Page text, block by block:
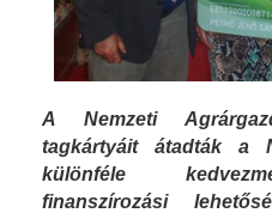
A Nemzeti
tagkártyáit átadták a
különféle
finanszírozási